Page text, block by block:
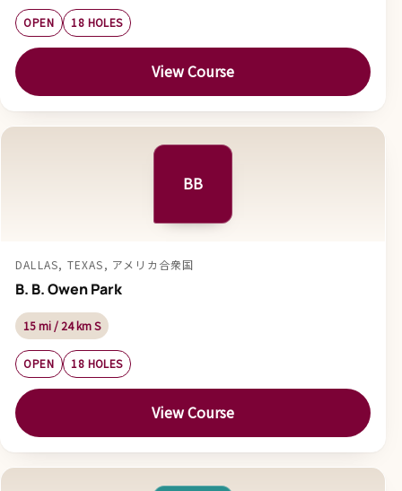
OPEN 18 HOLES
View Course
BB
DALLAS, TEXAS, アメリカ合衆国
B. B. Owen Park
15 mi / 24 km S
OPEN 18 HOLES
View Course